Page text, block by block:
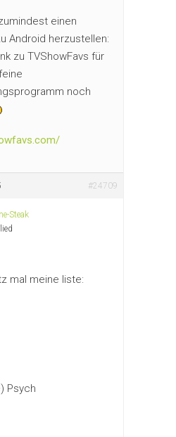
einen
Android herzustellen:
zu TVShowFavs für
noch
#24709
Steak
mal meine liste:
Psych